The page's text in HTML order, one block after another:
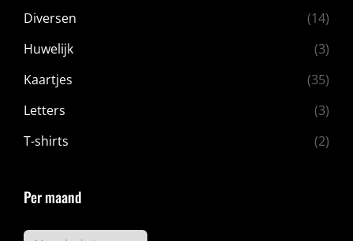
Diversen
(14)
Huwelijk
(3)
Kaartjes
(35)
Letters
(3)
T-shirts
(2)
Per maand